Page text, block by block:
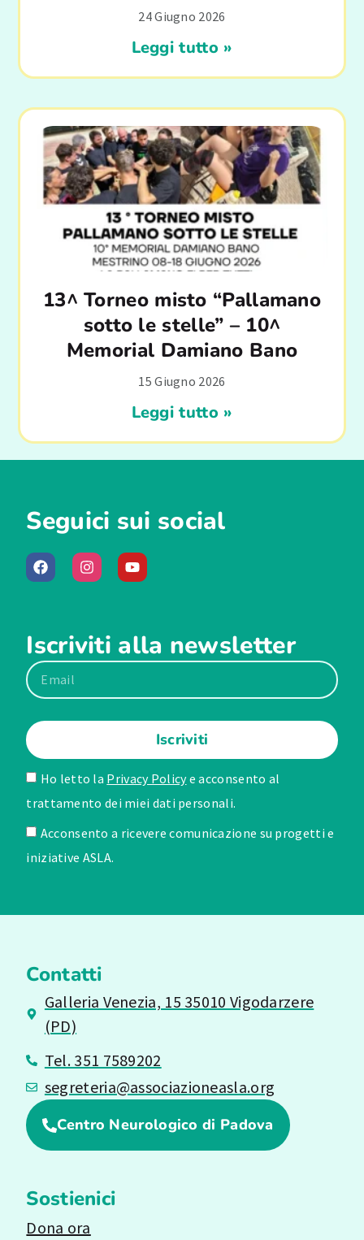
24 Giugno 2026
Leggi tutto »
13^ Torneo misto “Pallamano
sotto le stelle” – 10^
Memorial Damiano Bano
15 Giugno 2026
Leggi tutto »
Seguici sui social
Iscriviti alla newsletter
Ho letto la Privacy Policye acconsento al
trattamento dei miei dati personali.
Acconsento a ricevere comunicazione su progetti e
iniziative ASLA.
Iscriviti
Sostienici
Dona ora
Contatti
Galleria Venezia, 15 35010 Vigodarzere
(PD)
Tel. 351 7589202
segreteria@associazioneasla.org
Centro Neurologico di Padova